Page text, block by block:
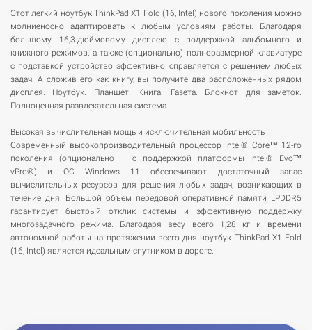
Этот легкий ноутбук ThinkPad X1 Fold (16, Intel) нового поколения можно
молниеносно адаптировать к любым условиям работы. Благодаря
большому 16,3-дюймовому дисплею с поддержкой альбомного и
книжного режимов, а также (опционально) полноразмерной клавиатуре
с подставкой устройство эффективно справляется с решением любых
задач. А сложив его как книгу, вы получите два расположенных рядом
дисплея. Ноутбук. Планшет. Книга. Газета. Блокнот для заметок.
Полноценная развлекательная система.
Высокая вычислительная мощь и исключительная мобильность
Современный высокопроизводительный процессор Intel® Core™ 12-го
поколения (опционально — с поддержкой платформы Intel® Evo™
vPro®) и ОС Windows 11 обеспечивают достаточный запас
вычислительных ресурсов для решения любых задач, возникающих в
течение дня. Большой объем передовой оперативной памяти LPDDR5
гарантирует быстрый отклик системы и эффективную поддержку
многозадачного режима. Благодаря весу всего 1,28 кг и времени
автономной работы на протяжении всего дня ноутбук ThinkPad X1 Fold
(16, Intel) является идеальным спутником в дороге.